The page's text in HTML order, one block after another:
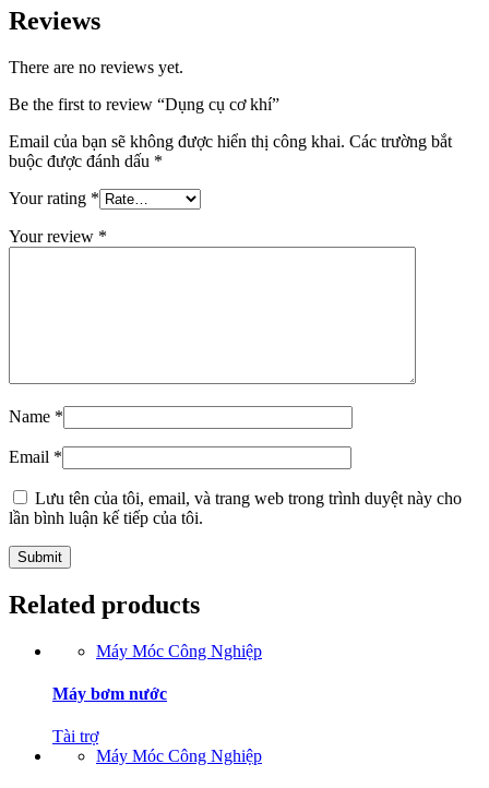
Reviews
There are no reviews yet.
Be the first to review “Dụng cụ cơ khí”
Email của bạn sẽ không được hiển thị công khai. Các trường bắt
buộc được đánh dấu *
Your rating *
Your review *
Name *
Email *
Lưu tên của tôi, email, và trang web trong trình duyệt này cho
lần bình luận kế tiếp của tôi.
Related products
Máy Móc Công Nghiệp
Máy bơm nước
Tài trợ
Máy Móc Công Nghiệp